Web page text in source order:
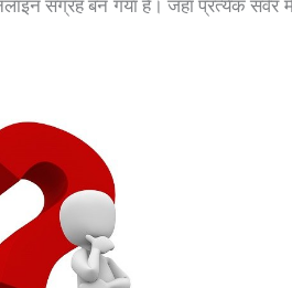
संग्रह बन गया है। जहां प्रत्येक सर्वर में